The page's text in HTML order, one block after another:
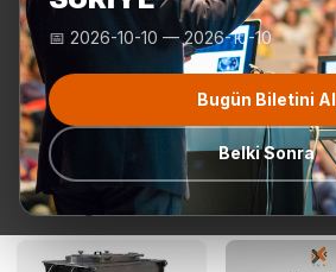
📅 2026-10-10 —2026-10-10
Bugün Biletini Al
Belki Sonra
Kategoriler
Teklif Talebi En popüler
Yeni gelenler